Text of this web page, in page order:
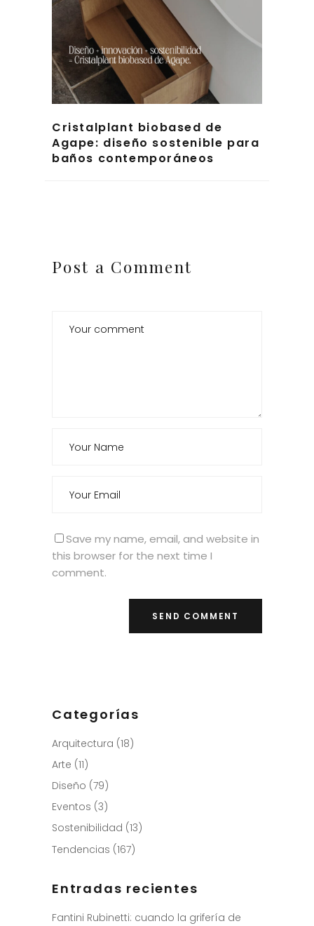
Cristalplant biobased de
Agape: diseño sostenible para
baños contemporáneos
Post a Comment
Save my name, email, and website in
this browser for the next time I
comment.
Categorías
Arquitectura (18)
Arte (11)
Diseño (79)
Eventos (3)
Sostenibilidad (13)
Tendencias (167)
Entradas recientes
Fantini Rubinetti: cuando la grifería de